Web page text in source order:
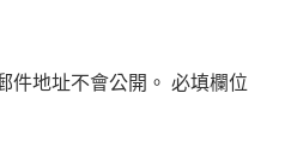
件地址不會公開。 必填欄位